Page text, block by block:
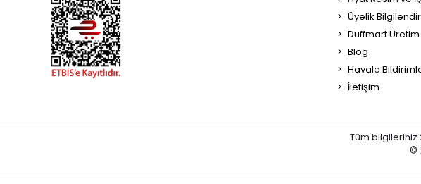
Üyelik
Duffmart
Blog
Havale
İletişim
Tüm bilgileriniz
©